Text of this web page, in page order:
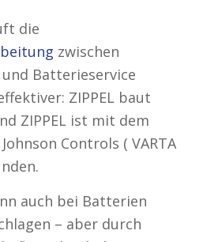
die
zwischen
Batterieservice
ZIPPEL baut
ZIPPEL ist mit dem
Controls ( VARTA
auch bei Batterien
– aber durch